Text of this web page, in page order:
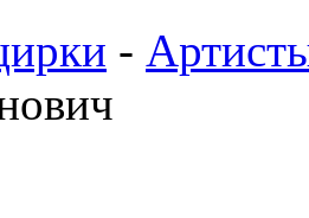
-